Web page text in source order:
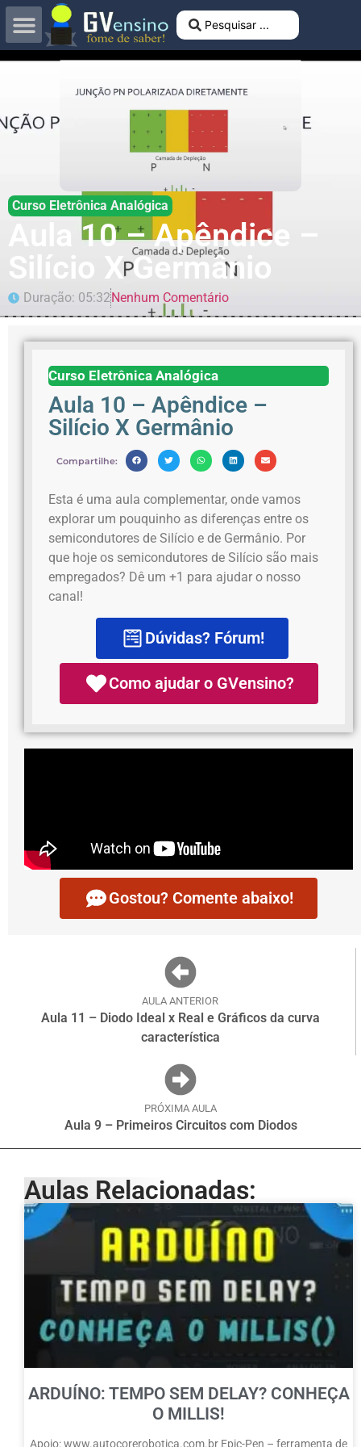
Curso Eletrônica Analógica
Aula 10 – Apêndice –
Silício X Germânio
Duração: 05:32Nenhum Comentário
Curso Eletrônica Analógica
Aula 10 – Apêndice –
Silício X Germânio
Compartilhe:
Esta é uma aula complementar, onde vamos
explorar um pouquinho as diferenças entre os
semicondutores de Silício e de Germânio. Por
que hoje os semicondutores de Silício são mais
empregados? Dê um +1 para ajudar o nosso
canal!
Dúvidas? Fórum!
Como ajudar o GVensino?
Gostou? Comente abaixo!
AULA ANTERIOR
Aula 11 – Diodo Ideal x Real e Gráficos da curva
característica
PRÓXIMA AULA
Aula 9 – Primeiros Circuitos com Diodos
Aulas Relacionadas:
ARDUÍNO: TEMPO SEM DELAY? CONHEÇA
O MILLIS!
Apoio: www.autocorerobotica.com.br Epic-Pen – ferramenta de